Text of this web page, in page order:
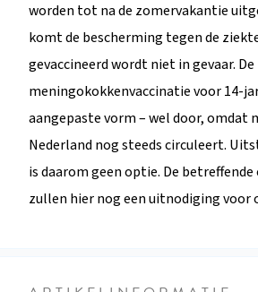
worden tot na de zomervakantie
komt de bescherming tegen de
gevaccineerd wordt niet in gevaar. De
meningokokkenvaccinatie voor 14-
aangepaste vorm – wel door, omdat
Nederland nog steeds circuleert.
is daarom geen optie. De
zullen hier nog een uitnodiging voor